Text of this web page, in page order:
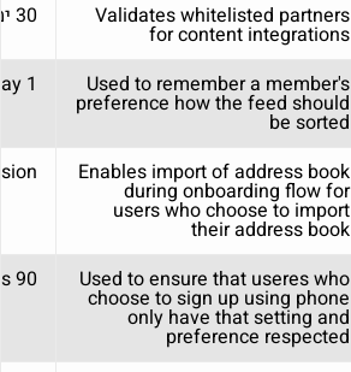
Validates whitelisted partners
for content integrations
30 ימים
Used to remember a member's
preference how the feed should
be sorted
1 day
Enables import of address book
during onboarding flow for
users who choose to import
their address book
Used to ensure that useres who
choose to sign up using phone
only have that setting and
preference respected
90 days